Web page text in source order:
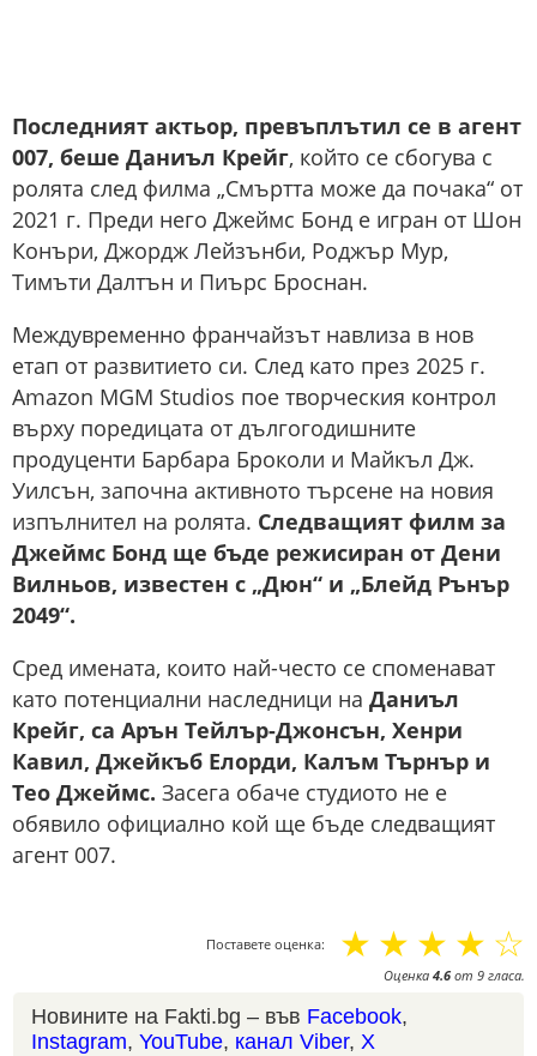
Последният актьор, превъплътил се в агент
007, беше Даниъл Крейг, който се сбогува с
ролята след филма „Смъртта може да почака“ от
2021 г. Преди него Джеймс Бонд е игран от Шон
Конъри, Джордж Лейзънби, Роджър Мур,
Тимъти Далтън и Пиърс Броснан.
Междувременно франчайзът навлиза в нов
етап от развитието си. След като през 2025 г.
Amazon MGM Studios пое творческия контрол
върху поредицата от дългогодишните
продуценти Барбара Броколи и Майкъл Дж.
Уилсън, започна активното търсене на новия
изпълнител на ролята. Следващият филм за
Джеймс Бонд ще бъде режисиран от Дени
Вилньов, известен с „Дюн“ и „Блейд Рънър
2049“.
Сред имената, които най-често се споменават
като потенциални наследници на Даниъл
Крейг, са Арън Тейлър-Джонсън, Хенри
Кавил, Джейкъб Елорди, Калъм Търнър и
Тео Джеймс. Засега обаче студиото не е
обявило официално кой ще бъде следващият
агент 007.
Поставете оценка: ☆
☆
☆
☆
☆
Оценка 4.6 от 9 гласа.
Новините на Fakti.bg – във Facebook,
Instagram, YouTube, канал Viber, X